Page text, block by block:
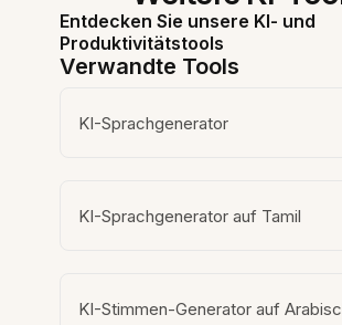
Entdecken Sie unsere KI- und
Produktivitätstools
Verwandte Tools
KI-Sprachgenerator
KI-Sprachgenerator auf Tamil
KI-Stimmen-Generator auf